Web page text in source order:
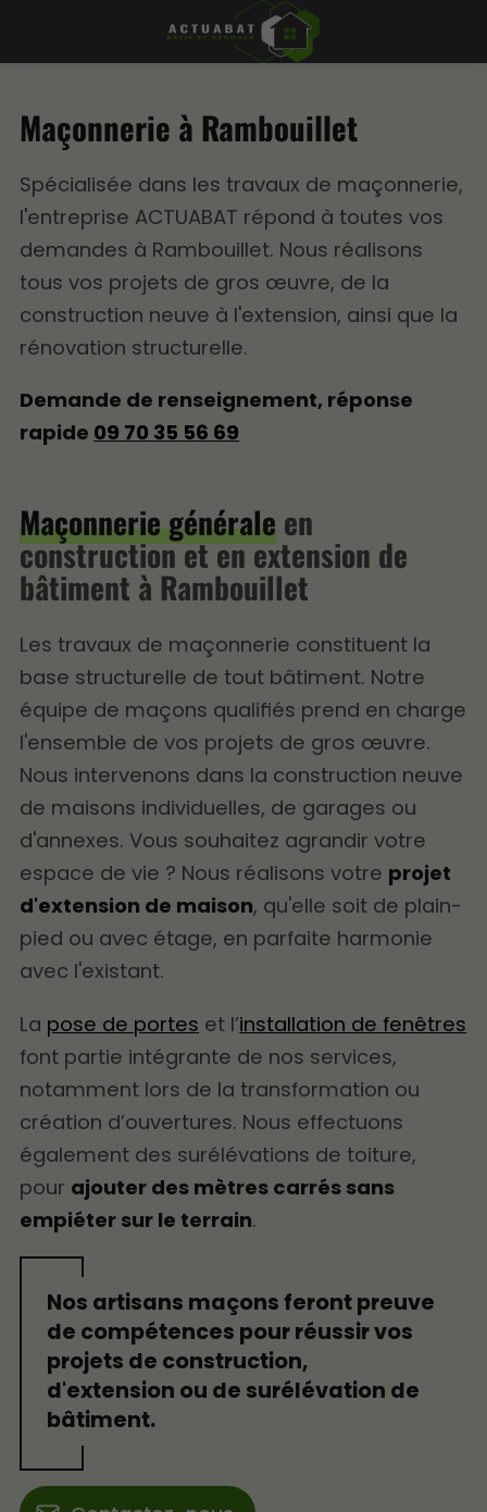
Maçonnerie à Rambouillet
Spécialisée dans les travaux de maçonnerie,
l'entreprise ACTUABAT répond à toutes vos
demandes à Rambouillet. Nous réalisons
tous vos projets de gros œuvre, de la
construction neuve à l'extension, ainsi que la
rénovation structurelle.
Demande de renseignement, réponse
rapide 09 70 35 56 69
Maçonnerie généraleen
construction et en extension de
bâtiment à Rambouillet
Les travaux de maçonnerie constituent la
base structurelle de tout bâtiment. Notre
équipe de maçons qualifiés prend en charge
l'ensemble de vos projets de gros œuvre.
Nous intervenons dans la construction neuve
de maisons individuelles, de garages ou
d'annexes. Vous souhaitez agrandir votre
espace de vie ? Nous réalisons votre projet
d'extension de maison, qu'elle soit de plain-
pied ou avec étage, en parfaite harmonie
avec l'existant.
La pose de portes et l’installation de fenêtres
font partie intégrante de nos services,
notamment lors de la transformation ou
création d’ouvertures. Nous effectuons
également des surélévations de toiture,
pour ajouter des mètres carrés sans
empiéter sur le terrain.
Nos artisans maçons feront preuve
de compétences pour réussir vos
projets de construction,
d'extension ou de surélévation de
bâtiment.